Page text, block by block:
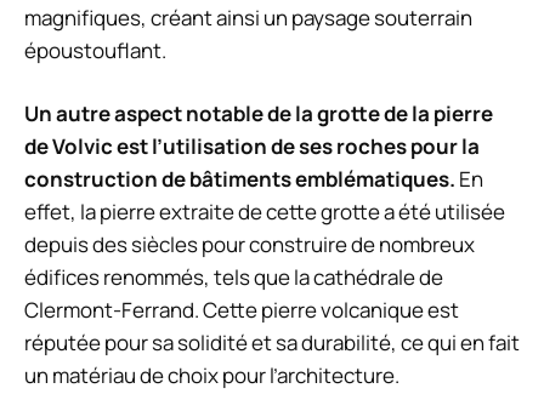
magnifiques, créant ainsi un paysage souterrain
époustouflant.
Un autre aspect notable de la grotte de la pierre
de Volvic est l’utilisation de ses roches pour la
construction de bâtiments emblématiques. En
effet, la pierre extraite de cette grotte a été utilisée
depuis des siècles pour construire de nombreux
édifices renommés, tels que la cathédrale de
Clermont-Ferrand. Cette pierre volcanique est
réputée pour sa solidité et sa durabilité, ce qui en fait
un matériau de choix pour l’architecture.